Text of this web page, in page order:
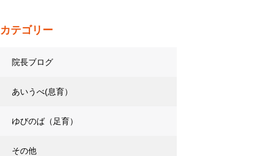
カテゴリー
院長ブログ
あいうべ(息育）
ゆびのば（足育）
その他